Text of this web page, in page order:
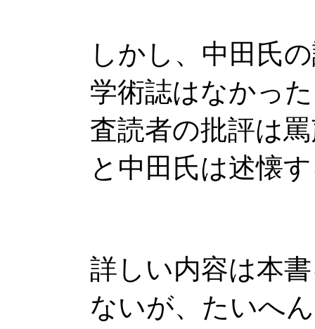
しかし、中田氏
学術誌はなかっ
査読者の批評は
と中田氏は述懐
詳しい内容は本
ないが、たいへ